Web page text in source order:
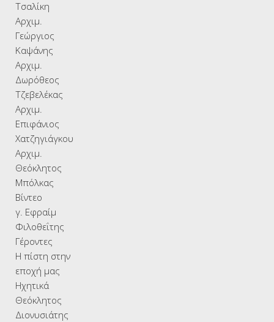
Τσαλίκη
Αρχιμ.
Γεώργιος
Καψάνης
Αρχιμ.
Δωρόθεος
Τζεβελέκας
Αρχιμ.
Επιφάνιος
Χατζηγιάγκου
Αρχιμ.
Θεόκλητος
Μπόλκας
Βίντεο
γ. Εφραίμ
Φιλοθεΐτης
Γέροντες
Η πίστη στην
εποχή μας
Ηχητικά
Θεόκλητος
Διονυσιάτης